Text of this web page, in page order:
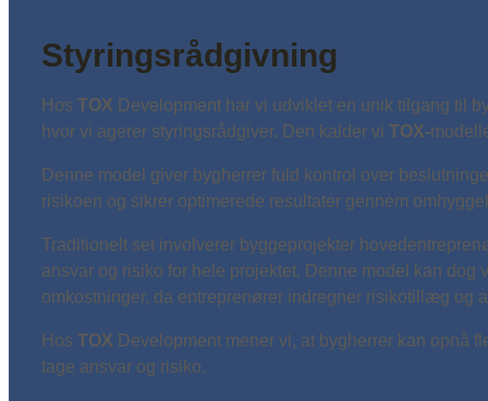
Styringsrådgivning
Hos TOX Development har vi udviklet en unik tilgang til
hvor vi agerer styringsrådgiver. Den kalder vi TOX-
Denne model giver bygherrer fuld kontrol over
risikoen og sikrer optimerede resultater gennem
Traditionelt set involverer byggeprojekter
ansvar og risiko for hele projektet. Denne model kan
omkostninger, da entreprenører indregner risikotillæg og
Hos TOX Development mener vi, at bygherrer kan opnå
tage ansvar og risiko.